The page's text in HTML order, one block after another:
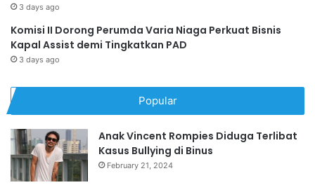
3 days ago
Komisi II Dorong Perumda Varia Niaga Perkuat Bisnis
Kapal Assist demi Tingkatkan PAD
3 days ago
Popular
Anak Vincent Rompies Diduga Terlibat
Kasus Bullying di Binus
February 21, 2024